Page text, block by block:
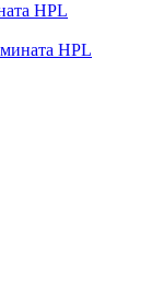
HPL
HPL